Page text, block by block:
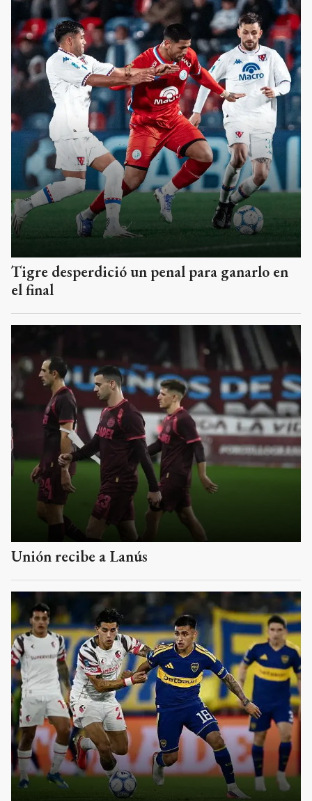
Tigre desperdició un penal para ganarlo en
el final
Unión recibe a Lanús